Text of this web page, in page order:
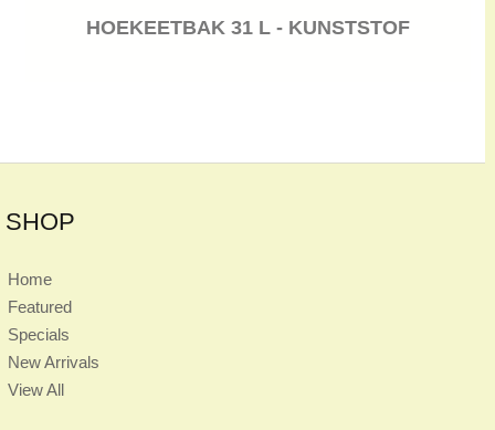
HOEKEETBAK 31 L - KUNSTSTOF
SHOP
Home
Featured
Specials
New Arrivals
View All